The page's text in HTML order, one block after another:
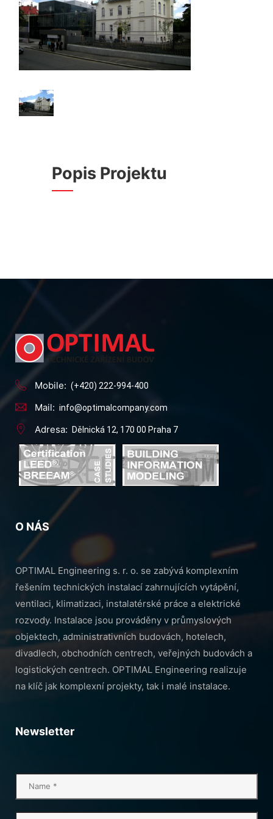
Popis Projektu
Mobile: (+420) 222-994-400
Mail: info@optimalcompany.com
Adresa: Dělnická 12, 170 00 Praha 7
O NÁS
OPTIMAL Engineering s. r. o. se zabývá komplexním
řešením technických instalací zahrnujících vytápění,
ventilaci, klimatizaci, instalatérské práce a elektrické
rozvody. Instalace jsou prováděny v průmyslových
objektech, administrativních budovách, hotelech,
divadlech, obchodních centrech, veřejných budovách a
logistických centrech. OPTIMAL Engineering realizuje
na klíč jak komplexní projekty, tak i malé instalace.
Newsletter